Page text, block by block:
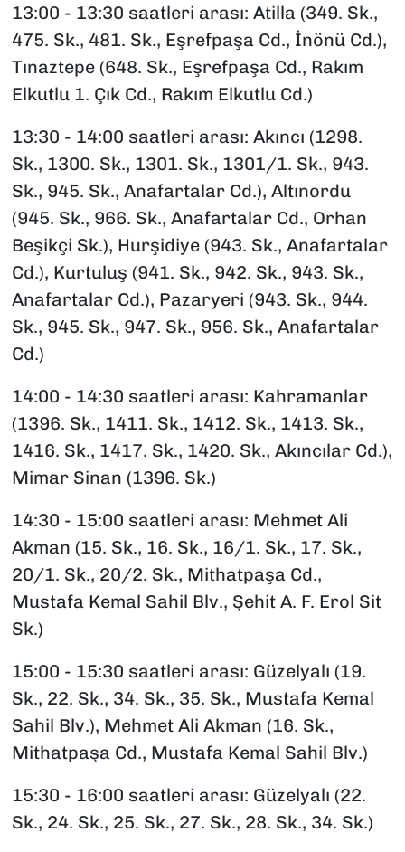
13:00 - 13:30 saatleri arası: Atilla (349. Sk.,
475. Sk., 481. Sk., Eşrefpaşa Cd., İnönü Cd.),
Tınaztepe (648. Sk., Eşrefpaşa Cd., Rakım
Elkutlu 1. Çık Cd., Rakım Elkutlu Cd.)
13:30 - 14:00 saatleri arası: Akıncı (1298.
Sk., 1300. Sk., 1301. Sk., 1301/1. Sk., 943.
Sk., 945. Sk., Anafartalar Cd.), Altınordu
(945. Sk., 966. Sk., Anafartalar Cd., Orhan
Beşikçi Sk.), Hurşidiye (943. Sk., Anafartalar
Cd.), Kurtuluş (941. Sk., 942. Sk., 943. Sk.,
Anafartalar Cd.), Pazaryeri (943. Sk., 944.
Sk., 945. Sk., 947. Sk., 956. Sk., Anafartalar
Cd.)
14:00 - 14:30 saatleri arası: Kahramanlar
(1396. Sk., 1411. Sk., 1412. Sk., 1413. Sk.,
1416. Sk., 1417. Sk., 1420. Sk., Akıncılar Cd.),
Mimar Sinan (1396. Sk.)
14:30 - 15:00 saatleri arası: Mehmet Ali
Akman (15. Sk., 16. Sk., 16/1. Sk., 17. Sk.,
20/1. Sk., 20/2. Sk., Mithatpaşa Cd.,
Mustafa Kemal Sahil Blv., Şehit A. F. Erol Sit
Sk.)
15:00 - 15:30 saatleri arası: Güzelyalı (19.
Sk., 22. Sk., 34. Sk., 35. Sk., Mustafa Kemal
Sahil Blv.), Mehmet Ali Akman (16. Sk.,
Mithatpaşa Cd., Mustafa Kemal Sahil Blv.)
15:30 - 16:00 saatleri arası: Güzelyalı (22.
Sk., 24. Sk., 25. Sk., 27. Sk., 28. Sk., 34. Sk.)